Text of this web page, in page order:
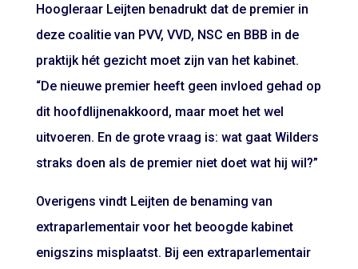
Hoogleraar Leijten benadrukt dat de premier in
deze coalitie van PVV, VVD, NSC en BBB in de
praktijk hét gezicht moet zijn van het kabinet.
“De nieuwe premier heeft geen invloed gehad op
dit hoofdlijnenakkoord, maar moet het wel
uitvoeren. En de grote vraag is: wat gaat Wilders
straks doen als de premier niet doet wat hij wil?”
Overigens vindt Leijten de benaming van
extraparlementair voor het beoogde kabinet
enigszins misplaatst. Bij een extraparlementair